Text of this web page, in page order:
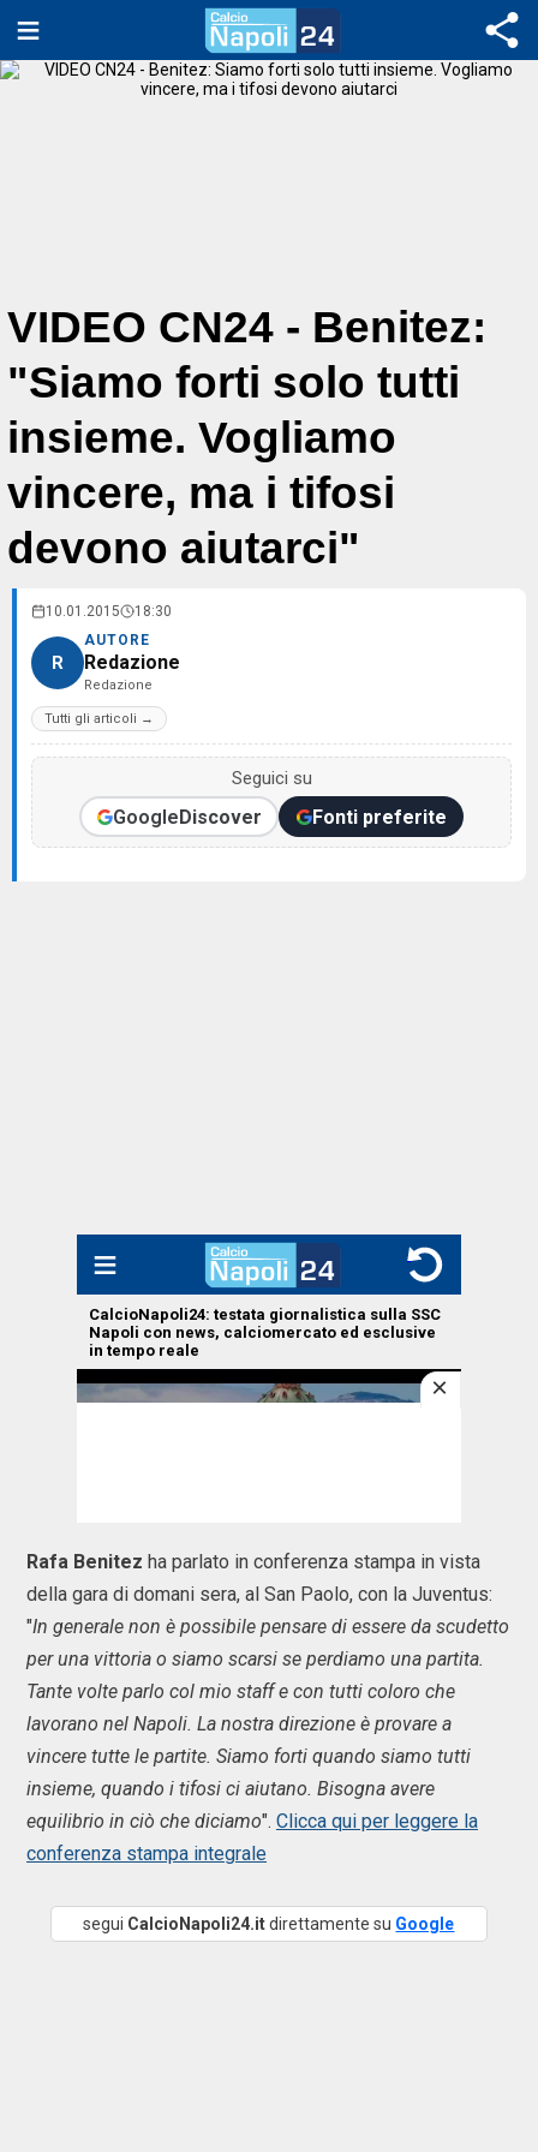
VIDEO CN24 - Benitez:
"Siamo forti solo tutti
insieme. Vogliamo
vincere, ma i tifosi
devono aiutarci"
10.01.2015 18:30
R
AUTORE
Redazione
Redazione
Tutti gli articoli →
Seguici su
GoogleDiscover Fonti preferite
Rafa Benitez ha parlato in conferenza stampa in vista
della gara di domani sera, al San Paolo, con la Juventus:
"In generale non è possibile pensare di essere da scudetto
per una vittoria o siamo scarsi se perdiamo una partita.
Tante volte parlo col mio staff e con tutti coloro che
lavorano nel Napoli. La nostra direzione è provare a
vincere tutte le partite. Siamo forti quando siamo tutti
insieme, quando i tifosi ci aiutano. Bisogna avere
equilibrio in ciò che diciamo". Clicca qui per leggere la
conferenza stampa integrale
segui CalcioNapoli24.itdirettamente su Google